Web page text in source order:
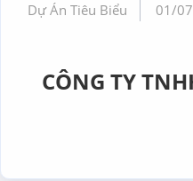
Dự Án Tiêu Biểu 01/
CÔNG TY